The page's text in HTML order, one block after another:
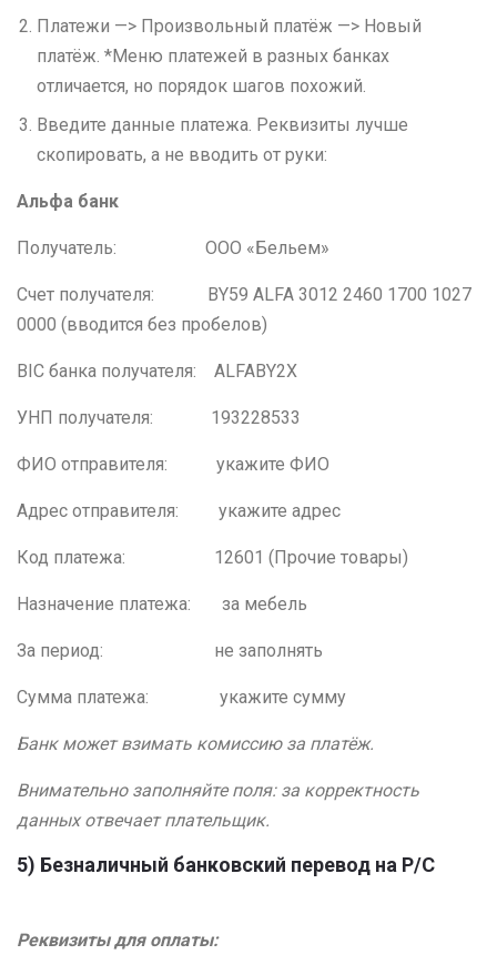
Платежи —> Произвольный платёж —> Новый
платёж. *Меню платежей в разных банках
отличается, но порядок шагов похожий.
Введите данные платежа. Реквизиты лучше
скопировать, а не вводить от руки:
Альфа банк
Получатель: ООО «Бельем»
Счет получателя: BY59 ALFA 3012 2460 1700 1027
0000 (вводится без пробелов)
BIC банка получателя: ALFABY2X
УНП получателя: 193228533
ФИО отправителя: укажите ФИО
Адрес отправителя: укажите адрес
Код платежа: 12601 (Прочие товары)
Назначение платежа: за мебель
За период: не заполнять
Сумма платежа: укажите сумму
Банк может взимать комиссию за платёж.
Внимательно заполняйте поля: за корректность
данных отвечает плательщик.
5) Безналичный банковский перевод на Р/С
Реквизиты для оплаты: